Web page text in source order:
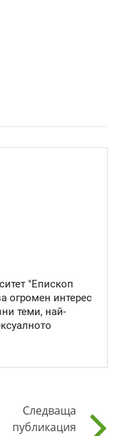
"Епископ
огромен интерес
теми, най-
Следваща
публикация